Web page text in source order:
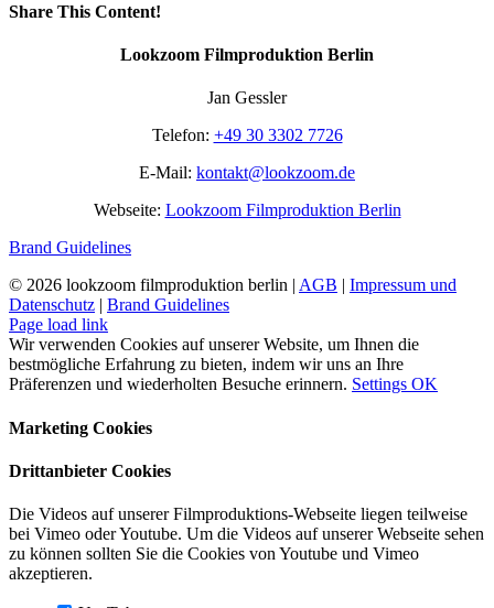
eignen
sich
Share This Content!
Lookzoom Filmproduktion Berlin
Jan Gessler
Telefon: +49 30 3302 7726
E-Mail: kontakt@lookzoom.de
Webseite: Lookzoom Filmproduktion Berlin
Brand Guidelines
© 2026 lookzoom filmproduktion berlin | AGB | Impressum und
Datenschutz | Brand Guidelines
Facebook
Vimeo
YouTube
Instagram
Page load link
Wir verwenden Cookies auf unserer Website, um Ihnen die
bestmögliche Erfahrung zu bieten, indem wir uns an Ihre
Präferenzen und wiederholten Besuche erinnern. Settings OK
Marketing Cookies
Drittanbieter Cookies
Die Videos auf unserer Filmproduktions-Webseite liegen teilweise
bei Vimeo oder Youtube. Um die Videos auf unserer Webseite sehen
zu können sollten Sie die Cookies von Youtube und Vimeo
akzeptieren.